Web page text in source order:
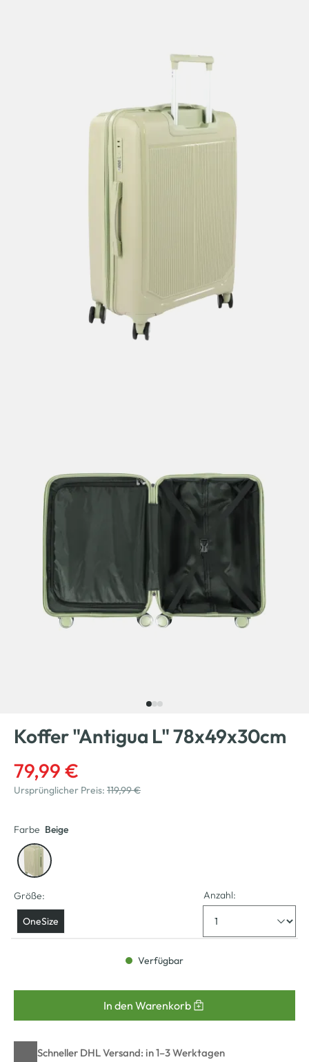
Koffer "Antigua L" 78x49x30cm
79,99 €
Ursprünglicher Preis: 119,99 €
Farbe Beige
Größe:
OneSize
Anzahl:
Verfügbar
In den Warenkorb
Schneller DHL Versand: in 1–3 Werktagen